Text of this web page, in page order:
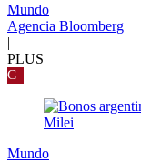
Mundo
Agencia Bloomberg
|
PLUS
G
Mundo